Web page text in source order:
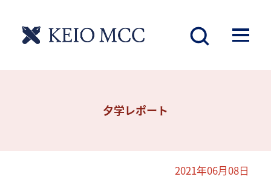
夕学レポート
2021年06月08日